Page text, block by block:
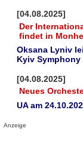
[04.08.2025]
Der
findet in
Oksana Lyniv
Kyiv Symphony
[04.08.2025]
Neues
UA am
Anzeige